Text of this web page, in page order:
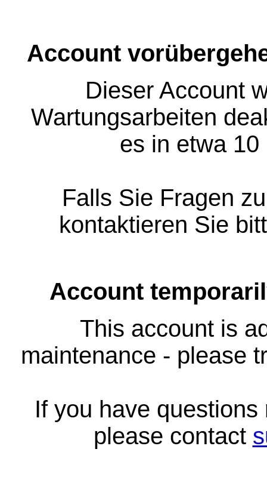
Account
Dieser Account
Wartungsarbeiten
es in etwa
Falls Sie Fragen
kontaktieren Sie
Account
This account is
maintenance - please
If you have
please contact